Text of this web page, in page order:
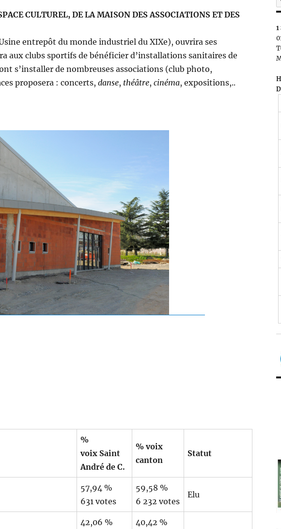
CULTUREL, DE LA MAISON DES ASSOCIATIONS ET DES
entrepôt du monde industriel du XIXe), ouvrira ses
aux clubs sportifs de bénéficier d’installations sanitaires de
s’installer de nombreuses associations (club photo,
proposera : concerts, danse, théâtre, cinéma, expositions,..
%
voix Saint
André de C.
% voix
canton
Statut
57,94 %
631 votes
59,58 %
6 232 votes
Elu
42,06 %
40,42 %